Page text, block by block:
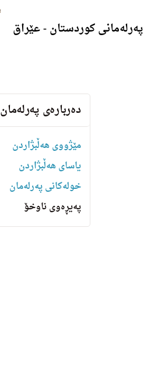
پەرلەمانی کوردستان - عێراق
دەربارەی پەرلەمان
مێژووی هه‌ڵبژاردن
یاسای هەڵبژاردن
خولەکانی پەرلەمان
پەیڕەوی ناوخۆ